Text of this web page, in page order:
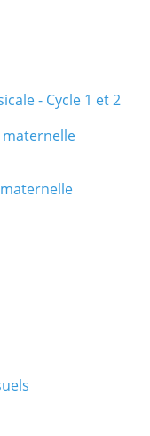
- Cycle 1 et 2
maternelle